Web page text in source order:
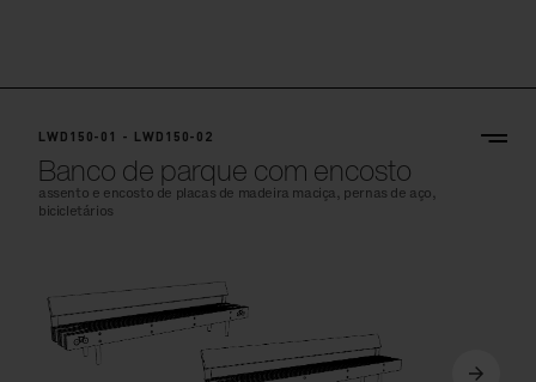
LWD150-01 - LWD150-02
Banco de parque com encosto
assento e encosto de placas de madeira maciça, pernas de aço,
bicicletários